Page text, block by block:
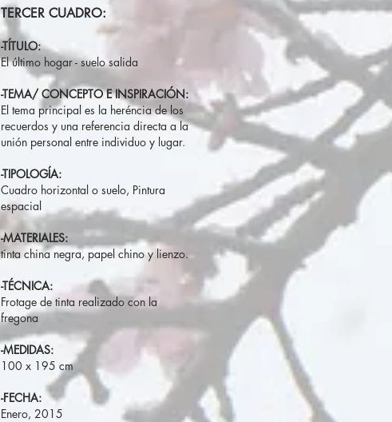
TERCER CUADRO:
-TÍTULO:
El último hogar - suelo salida
-TEMA/ CONCEPTO E INSPIRACIÓN:
El tema principal es la heréncia de los
recuerdos y una referencia directa a la
unión personal entre individuo y lugar.
-TIPOLOGÍA:
Cuadro horizontal o suelo, Pintura
espacial
-MATERIALES:
tinta china negra, papel chino y lienzo.
-TÉCNICA:
Frotage de tinta realizado con la
fregona
-MEDIDAS:
100 x 195 cm
-FECHA:
Enero, 2015